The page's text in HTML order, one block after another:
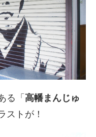
る「 高幡まんじゅ
ストが！